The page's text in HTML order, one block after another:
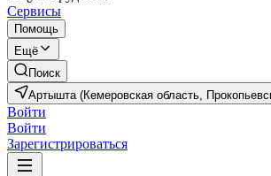
Сервисы
Помощь
Ещё
Поиск
Артышта (Кемеровская область,
Войти
Войти
Зарегистрироваться